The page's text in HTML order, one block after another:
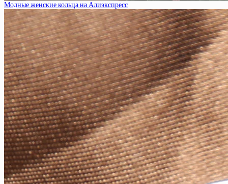
Модные женские кольца на Алиэкспресс